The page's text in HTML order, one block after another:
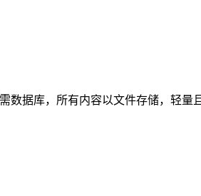
据库，所有内容以文件存储，轻量